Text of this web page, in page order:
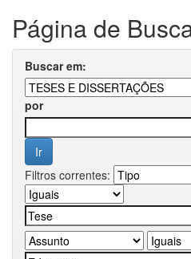
Página de
Buscar em:
por
Filtros correntes: